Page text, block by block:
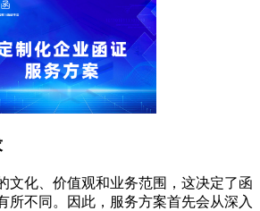
文化、价值观和业务范围，这决定了函
所不同。因此，服务方案首先会从深入